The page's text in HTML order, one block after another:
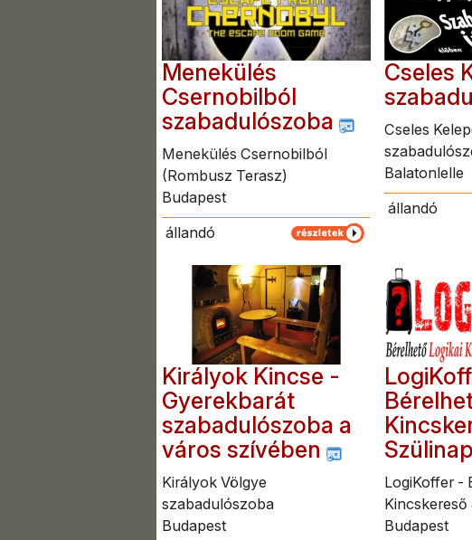
Menekülés
Csernobilból
szabadulószoba
Menekülés Csernobilból
(Rombusz Terasz)
Budapest
állandó
Cseles
Cseles
Balatonlelle
állandó
Királyok Kincse -
Gyerekbarát
szabadulószoba a
város szívében
Királyok Völgye
szabadulószoba
Budapest
LogiKoffer -
Budapest